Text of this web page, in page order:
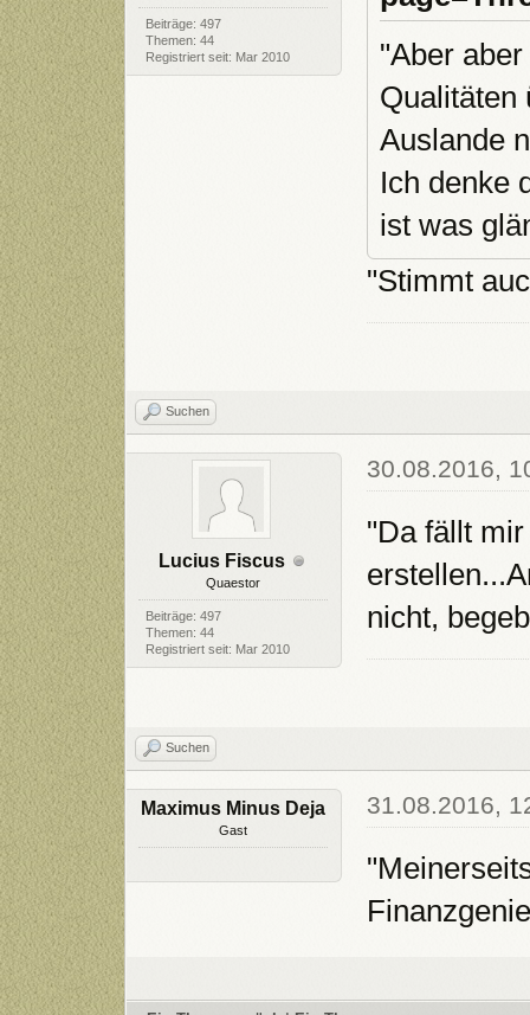
Beiträge: 497
Themen: 44
Registriert seit: Mar 2010
"Aber
Qualitäten
Auslande
Ich denke
ist was
"Stimmt
Suchen
Lucius Fiscus
Quaestor
Beiträge: 497
Themen: 44
Registriert seit: Mar 2010
30.08.2016,
"Da fällt
nicht,
Suchen
Maximus Minus Deja
Gast
31.08.2016,